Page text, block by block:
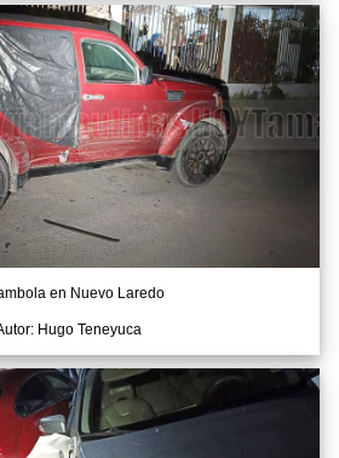
en Nuevo Laredo
Hugo Teneyuca